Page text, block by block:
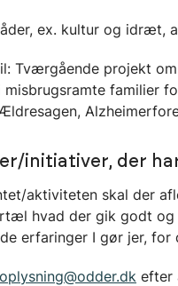
ex. kultur og idræt,
Tværgående projekt
misbrugsramte familier
initiativer, der
aktiviteten skal der
hvad der gik godt
erfaringer I gør jer, for
efter